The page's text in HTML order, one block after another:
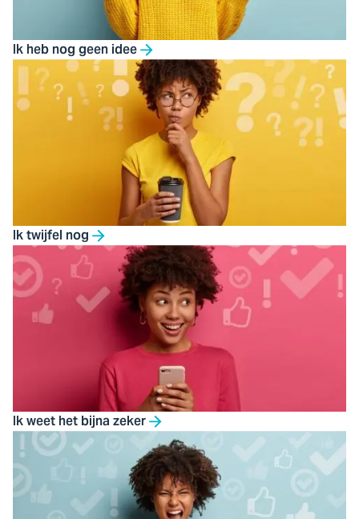
Ik heb nog geen idee
Ik twijfel nog
Ik weet het bijna zeker